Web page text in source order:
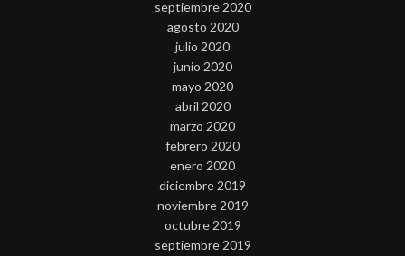
septiembre 2020
agosto 2020
julio 2020
junio 2020
mayo 2020
abril 2020
marzo 2020
febrero 2020
enero 2020
diciembre 2019
noviembre 2019
octubre 2019
septiembre 2019